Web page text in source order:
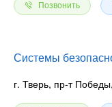
Позвонить
Системы
г. Тверь, пр-т